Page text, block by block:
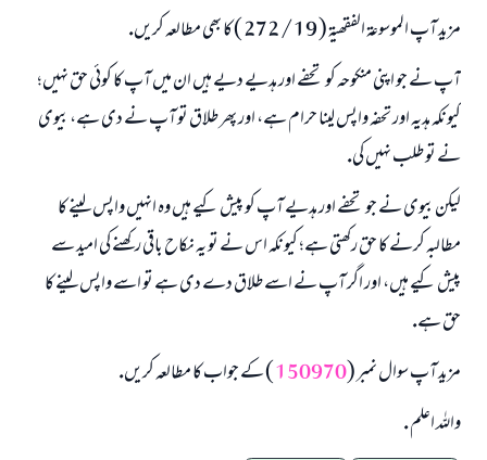
مزيد آپ الموسوعۃ الفقھيۃ ( 19 / 272 ) كا بھى مطالعہ كريں.
آپ نے جو اپنى منكوحہ كو تحفے اور ہديے ديے ہيں ان ميں آپ كا كوئى حق نہيں؛
كيونكہ ہديہ اور تحفہ واپس لينا حرام ہے، اور پھر طلاق تو آپ نے دى ہے، بيوى
نے تو طلب نہيں كى.
ليكن بيوى نے جو تحفے اور ہديے آپ كو پيش كيے ہيں وہ انہيں واپس لينے كا
مطالبہ كرنے كا حق ركھتى ہے؛ كيونكہ اس نے تو يہ نكاح باقى ركھنے كى اميد سے
پيش كيے ہيں، اور اگر آپ نے اسے طلاق دے دى ہے تو اسے واپس لينے كا
حق ہے.
مزيد آپ سوال نمبر (150970) كے جواب كا مطالعہ كريں.
واللہ اعلم .